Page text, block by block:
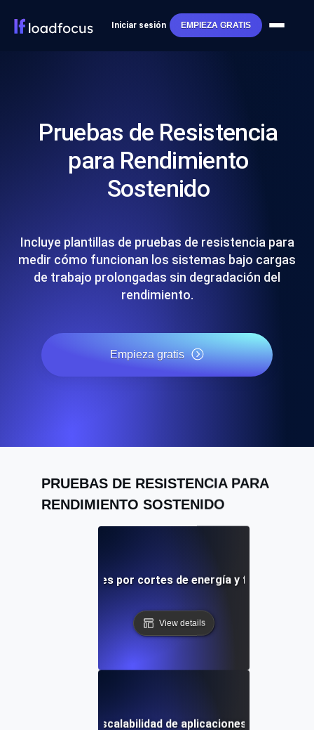
Iniciar sesión EMPIEZA GRATIS
Pruebas de Resistencia
para Rendimiento
Sostenido
Incluye plantillas de pruebas de resistencia para
medir cómo funcionan los sistemas bajo cargas
de trabajo prolongadas sin degradación del
rendimiento.
Empieza gratis
PRUEBAS DE RESISTENCIA PARA
RENDIMIENTO SOSTENIDO
ante desastres por cortes de energía y fallos de
View details
para la escalabilidad de aplicaciones en la nube